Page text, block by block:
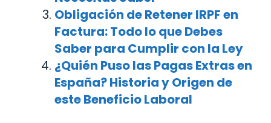
Obligación de Retener IRPF en
Factura: Todo lo que Debes
Saber para Cumplir con la Ley
¿Quién Puso las Pagas Extras en
España? Historia y Origen de
este Beneficio Laboral